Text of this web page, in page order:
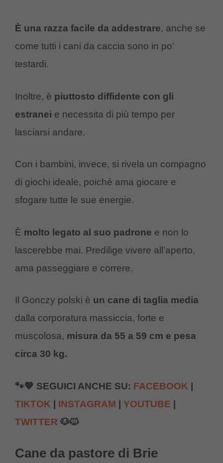
È una razza facile da addestrare, anche se
come tutti i cani da caccia sono in po’
testardi.
Inoltre, è piuttosto diffidente con gli
estranei e necessita di più tempo per
lasciarsi andare.
Con i bambini, invece, si rivela un compagno
di giochi ideale, poiché ama giocare e
sfogare tutte le sue energie.
È molto legato al suo padrone e non lo
lascerebbe mai. Predilige vivere all’aperto,
ama passeggiare e correre.
Il Gonczy polski è un cane di taglia media
dalla corporatura massiccia, forte e
muscolosa, misura da 55 a 59 cm e pesa
circa 30 kg.
🐾💖 SEGUICI ANCHE SU: FACEBOOK |
TIKTOK | INSTAGRAM | YOUTUBE |
TWITTER 🐶🐱
Cane da pastore di Brie